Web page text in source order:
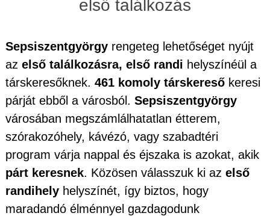
első találkozás
Sepsiszentgyörgy rengeteg lehetőséget nyújt
az első találkozásra, első randi helyszínéül a
társkeresőknek. 461 komoly társkereső keresi
párját ebből a városból. Sepsiszentgyörgy
városában megszámlálhatatlan étterem,
szórakozóhely, kávézó, vagy szabadtéri
program várja nappal és éjszaka is azokat, akik
párt keresnek. Közösen válasszuk ki az első
randihely helyszínét, így biztos, hogy
maradandó élménnyel gazdagodunk